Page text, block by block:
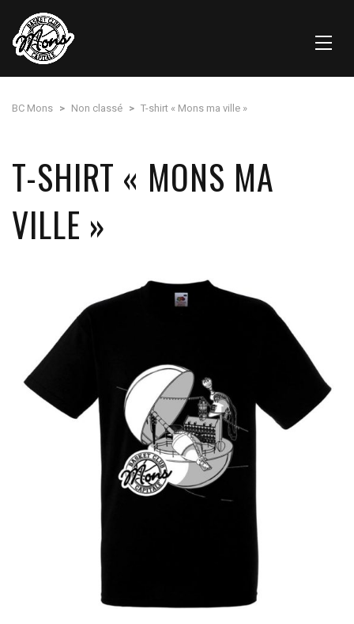
BC Mons > Non classé > T-shirt « Mons ma ville »
T-SHIRT « MONS MA
VILLE »